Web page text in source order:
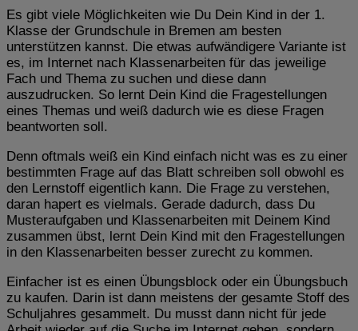
Es gibt viele Möglichkeiten wie Du Dein Kind in der 1.
Klasse der Grundschule in Bremen am besten
unterstützen kannst. Die etwas aufwändigere Variante ist
es, im Internet nach Klassenarbeiten für das jeweilige
Fach und Thema zu suchen und diese dann
auszudrucken. So lernt Dein Kind die Fragestellungen
eines Themas und weiß dadurch wie es diese Fragen
beantworten soll.
Denn oftmals weiß ein Kind einfach nicht was es zu einer
bestimmten Frage auf das Blatt schreiben soll obwohl es
den Lernstoff eigentlich kann. Die Frage zu verstehen,
daran hapert es vielmals. Gerade dadurch, dass Du
Musteraufgaben und Klassenarbeiten mit Deinem Kind
zusammen übst, lernt Dein Kind mit den Fragestellungen
in den Klassenarbeiten besser zurecht zu kommen.
Einfacher ist es einen Übungsblock oder ein Übungsbuch
zu kaufen. Darin ist dann meistens der gesamte Stoff des
Schuljahres gesammelt. Du musst dann nicht für jede